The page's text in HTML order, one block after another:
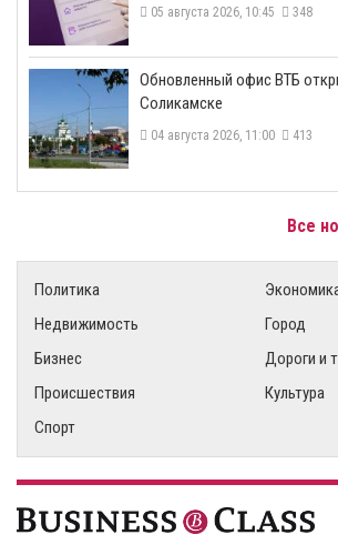
05 августа 2026, 10:45 348
​Обновленный офис ВТБ
Соликамске
04 августа 2026, 11:00 413
Все
Политика
Недвижимость
Город
Бизнес
Дороги и
Происшествия
Культура
Спорт